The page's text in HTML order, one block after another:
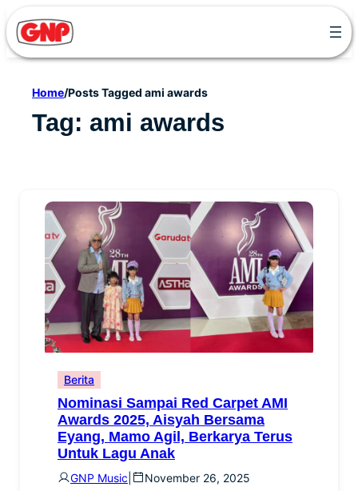
to
content
Home/Posts Tagged ami awards
Tag: ami awards
Berita
Nominasi Sampai Red Carpet AMI
Awards 2025, Aisyah Bersama
Eyang, Mamo Agil, Berkarya Terus
Untuk Lagu Anak
GNP Music
November 26, 2025